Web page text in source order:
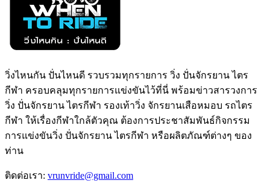
วิ่งไหนกัน ปั่นไหนดี รวบรวมทุกรายการ วิ่ง ปั่นจักรยาน ไตร
กีฬา ครอบคลุมทุกรายการแข่งขันไว้ที่นี่ พร้อมข่าวสารวงการ
วิ่ง ปั่นจักรยาน ไตรกีฬา รองเท้าวิ่ง จักรยานเสือหมอบ รถไตร
กีฬา ให้เรื่องกีฬาใกล้ตัวคุณ ต้องการประชาสัมพันธ์กิจกรรม
การแข่งขันวิ่ง ปั่นจักรยาน ไตรกีฬา หรือผลิตภัณฑ์ต่างๆ ของ
ท่าน
ติดต่อเรา: vrunvride@gmail.com